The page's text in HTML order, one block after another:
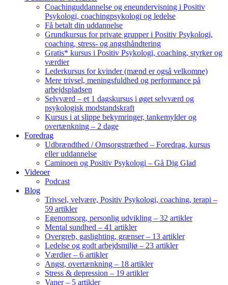
Coachinguddannelse og eneundervisning i Positiv
Psykologi, coachingpsykologi og ledelse
Få betalt din uddannelse
Grundkursus for private grupper i Positiv Psykologi,
coaching, stress- og angsthåndtering
Gratis* kursus i Positiv Psykologi, coaching, styrker og
værdier
Lederkursus for kvinder (mænd er også velkomne)
Mere trivsel, meningsfuldhed og performance på
arbejdspladsen
Selvværd – et 1 dagskursus i øget selvværd og
psykologisk modstandskraft
Kursus i at slippe bekymringer, tankemylder og
overtænkning – 2 dage
Foredrag
Udbrændthed / Omsorgstræthed – Foredrag, kursus
eller uddannelse
Caminoen og Positiv Psykologi – Gå Dig Glad
Videoer
Podcast
Blog
Trivsel, velvære, Positiv Psykologi, coaching, terapi –
59 artikler
Egenomsorg, personlig udvikling – 32 artikler
Mental sundhed – 41 artikler
Overgreb, gaslighting, grænser – 13 artikler
Ledelse og godt arbejdsmiljø – 23 artikler
Værdier – 6 artikler
Angst, overtænkning – 18 artikler
Stress & depression – 19 artikler
Vaner – 5 artikler